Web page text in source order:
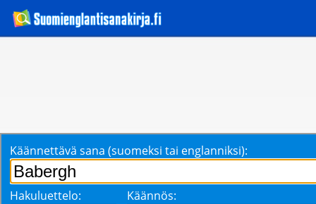
Käännettävä sana (suomeksi tai englanniksi):
Hakuluettelo: Käännös: